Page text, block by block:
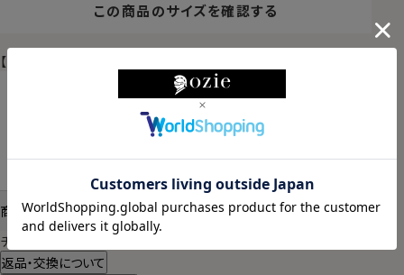
この商品のサイズを確認する
【限定スポット商品】再入荷はございません
までのご注文で
商品についてのお問い合わせ
チャットでお問い合わせ
返品・交換について